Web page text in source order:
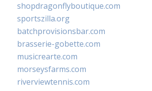
shopdragonflyboutique.com
sportszilla.org
batchprovisionsbar.com
brasserie-gobette.com
musicrearte.com
morseysfarms.com
riverviewtennis.com